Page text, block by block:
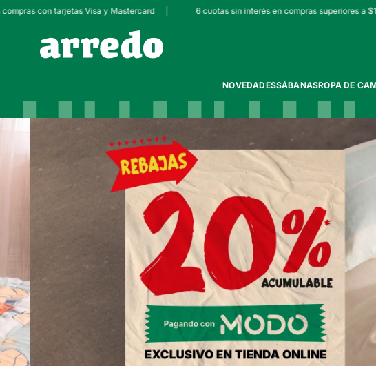
Visa y Mastercard | 6 cuotas sin interés en compras superiores a $150.000 |
NOVEDADESSÁBANASROPA DE